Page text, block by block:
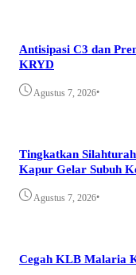
Antisipasi C3 dan
KRYD
Agustus 7, 2026•
Tingkatkan
Kapur Gelar Subuh
Agustus 7, 2026•
Cegah KLB Malaria